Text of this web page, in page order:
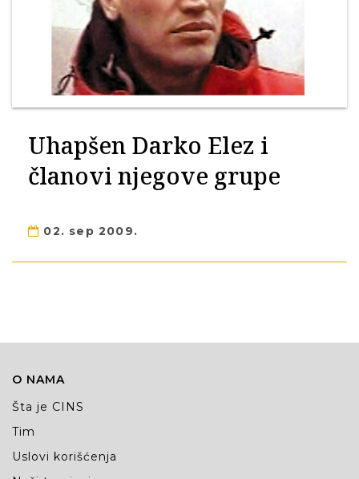
Uhapšen Darko Elez i
članovi njegove grupe
02. sep 2009.
O NAMA
Šta je CINS
Tim
Uslovi korišćenja